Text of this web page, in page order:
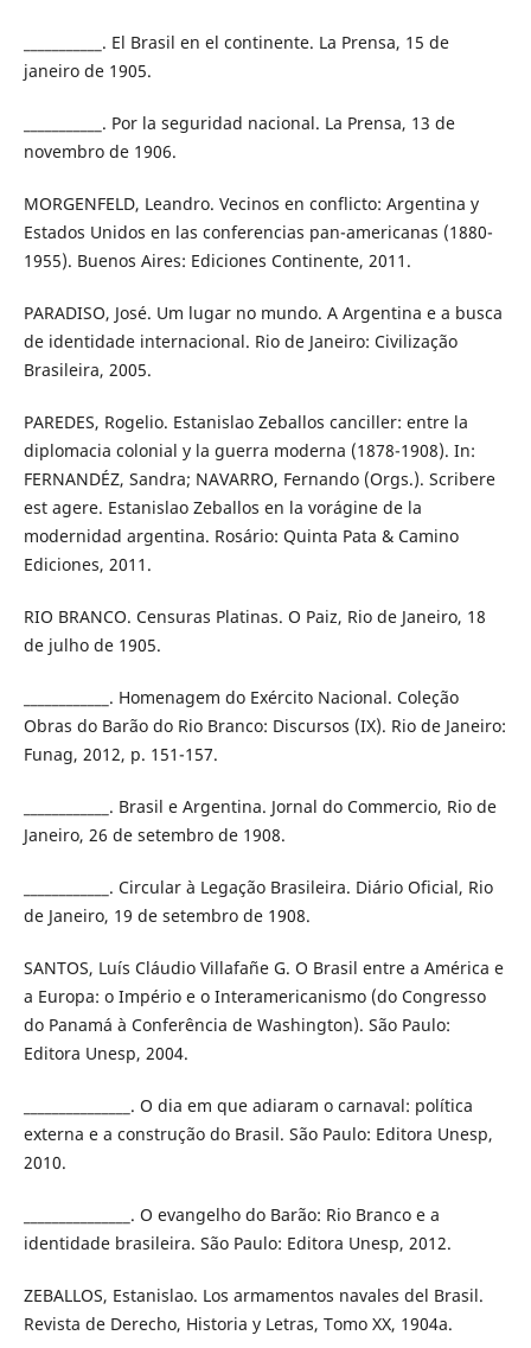
___________. El Brasil en el continente. La Prensa, 15 de
janeiro de 1905.
___________. Por la seguridad nacional. La Prensa, 13 de
novembro de 1906.
MORGENFELD, Leandro. Vecinos en conflicto: Argentina y
Estados Unidos en las conferencias pan-americanas (1880-
1955). Buenos Aires: Ediciones Continente, 2011.
PARADISO, José. Um lugar no mundo. A Argentina e a busca
de identidade internacional. Rio de Janeiro: Civilização
Brasileira, 2005.
PAREDES, Rogelio. Estanislao Zeballos canciller: entre la
diplomacia colonial y la guerra moderna (1878-1908). In:
FERNANDÉZ, Sandra; NAVARRO, Fernando (Orgs.). Scribere
est agere. Estanislao Zeballos en la vorágine de la
modernidad argentina. Rosário: Quinta Pata & Camino
Ediciones, 2011.
RIO BRANCO. Censuras Platinas. O Paiz, Rio de Janeiro, 18
de julho de 1905.
____________. Homenagem do Exército Nacional. Coleção
Obras do Barão do Rio Branco: Discursos (IX). Rio de Janeiro:
Funag, 2012, p. 151-157.
____________. Brasil e Argentina. Jornal do Commercio, Rio de
Janeiro, 26 de setembro de 1908.
____________. Circular à Legação Brasileira. Diário Oficial, Rio
de Janeiro, 19 de setembro de 1908.
SANTOS, Luís Cláudio Villafañe G. O Brasil entre a América e
a Europa: o Império e o Interamericanismo (do Congresso
do Panamá à Conferência de Washington). São Paulo:
Editora Unesp, 2004.
_______________. O dia em que adiaram o carnaval: política
externa e a construção do Brasil. São Paulo: Editora Unesp,
2010.
_______________. O evangelho do Barão: Rio Branco e a
identidade brasileira. São Paulo: Editora Unesp, 2012.
ZEBALLOS, Estanislao. Los armamentos navales del Brasil.
Revista de Derecho, Historia y Letras, Tomo XX, 1904a.